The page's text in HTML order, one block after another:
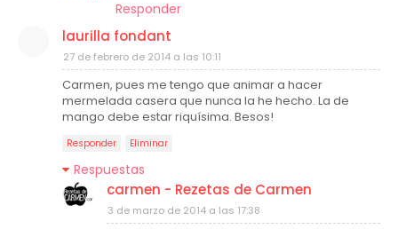
Responder
laurilla fondant
27 de febrero de 2014 a las 10:11
Carmen, pues me tengo que animar a hacer
mermelada casera que nunca la he hecho. La de
mango debe estar riquísima. Besos!
Responder Eliminar
Respuestas
carmen - Rezetas de Carmen
3 de marzo de 2014 a las 17:38